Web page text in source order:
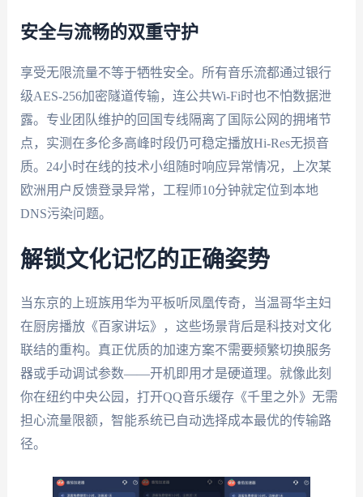
安全与流畅的双重守护
享受无限流量不等于牺牲安全。所有音乐流都通过银行
级AES-256加密隧道传输，连公共Wi-Fi时也不怕数据泄
露。专业团队维护的回国专线隔离了国际公网的拥堵节
点，实测在多伦多高峰时段仍可稳定播放Hi-Res无损音
质。24小时在线的技术小组随时响应异常情况，上次某
欧洲用户反馈登录异常，工程师10分钟就定位到本地
DNS污染问题。
解锁文化记忆的正确姿势
当东京的上班族用华为平板听凤凰传奇，当温哥华主妇
在厨房播放《百家讲坛》，这些场景背后是科技对文化
联结的重构。真正优质的加速方案不需要频繁切换服务
器或手动调试参数——开机即用才是硬道理。就像此刻
你在纽约中央公园，打开QQ音乐缓存《千里之外》无需
担心流量限额，智能系统已自动选择成本最优的传输路
径。